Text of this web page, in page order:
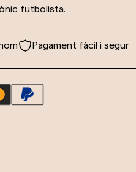
futbolista.
Pagament fàcil i segur